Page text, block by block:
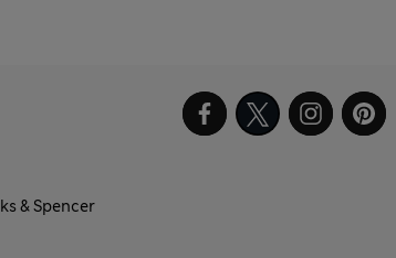
& Spencer